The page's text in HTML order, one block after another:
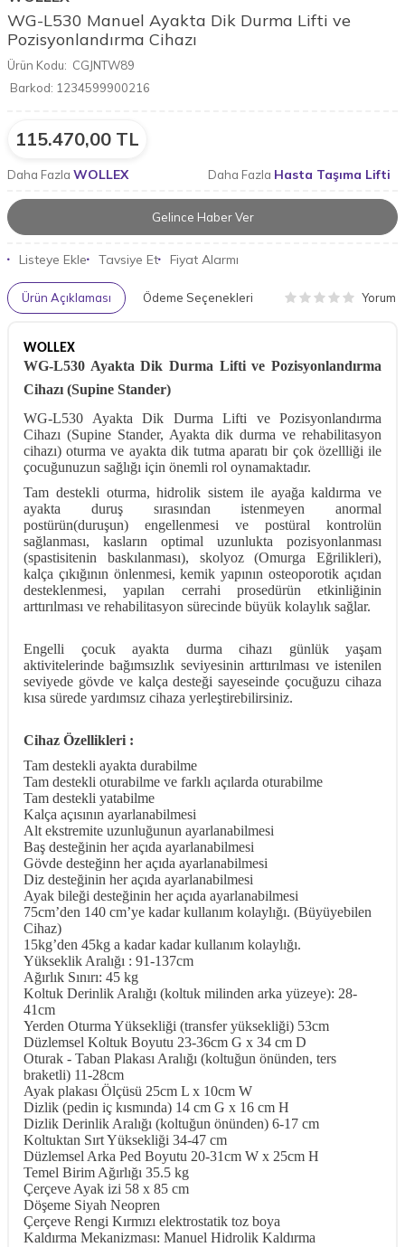
WG-L530 Manuel Ayakta Dik Durma Lifti ve
Pozisyonlandırma Cihazı
Ürün Kodu: CGJNTW89
Barkod: 1234599900216
115.470,00 TL
Daha Fazla WOLLEX Daha Fazla Hasta Taşıma Lifti
Gelince Haber Ver
Listeye Ekle Tavsiye Et Fiyat Alarmı
Ürün Açıklaması Ödeme Seçenekleri Yorum
WOLLEX
WG-L530 Ayakta Dik Durma Lifti ve Pozisyonlandırma
Cihazı (Supine Stander)
WG-L530 Ayakta Dik Durma Lifti ve Pozisyonlandırma
Cihazı (Supine Stander, Ayakta dik durma ve rehabilitasyon
cihazı) oturma ve ayakta dik tutma aparatı bir çok özellliği ile
çocuğunuzun sağlığı için önemli rol oynamaktadır.
Tam destekli oturma, hidrolik sistem ile ayağa kaldırma ve
ayakta duruş sırasından istenmeyen anormal
postürün(duruşun) engellenmesi ve postüral kontrolün
sağlanması, kasların optimal uzunlukta pozisyonlanması
(spastisitenin baskılanması), skolyoz (Omurga Eğrilikleri),
kalça çıkığının önlenmesi, kemik yapının osteoporotik açıdan
desteklenmesi, yapılan cerrahi prosedürün etkinliğinin
arttırılması ve rehabilitasyon sürecinde büyük kolaylık sağlar.
Engelli çocuk ayakta durma cihazı günlük yaşam
aktivitelerinde bağımsızlık seviyesinin arttırılması ve istenilen
seviyede gövde ve kalça desteği sayeseinde çocuğuzu cihaza
kısa sürede yardımsız cihaza yerleştirebilirsiniz.
Cihaz Özellikleri :
Tam destekli ayakta durabilme
Tam destekli oturabilme ve farklı açılarda oturabilme
Tam destekli yatabilme
Kalça açısının ayarlanabilmesi
Alt ekstremite uzunluğunun ayarlanabilmesi
Baş desteğinin her açıda ayarlanabilmesi
Gövde desteğinn her açıda ayarlanabilmesi
Diz desteğinin her açıda ayarlanabilmesi
Ayak bileği desteğinin her açıda ayarlanabilmesi
75cm’den 140 cm’ye kadar kullanım kolaylığı. (Büyüyebilen
Cihaz)
15kg’den 45kg a kadar kadar kullanım kolaylığı.
Yükseklik Aralığı : 91-137cm
Ağırlık Sınırı: 45 kg
Koltuk Derinlik Aralığı (koltuk milinden arka yüzeye): 28-
41cm
Yerden Oturma Yüksekliği (transfer yüksekliği) 53cm
Düzlemsel Koltuk Boyutu 23-36cm G x 34 cm D
Oturak - Taban Plakası Aralığı (koltuğun önünden, ters
braketli) 11-28cm
Ayak plakası Ölçüsü 25cm L x 10cm W
Dizlik (pedin iç kısmında) 14 cm G x 16 cm H
Dizlik Derinlik Aralığı (koltuğun önünden) 6-17 cm
Koltuktan Sırt Yüksekliği 34-47 cm
Düzlemsel Arka Ped Boyutu 20-31cm W x 25cm H
Temel Birim Ağırlığı 35.5 kg
Çerçeve Ayak izi 58 x 85 cm
Döşeme Siyah Neopren
Çerçeve Rengi Kırmızı elektrostatik toz boya
Kaldırma Mekanizması: Manuel Hidrolik Kaldırma